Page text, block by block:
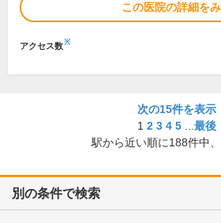
この医院の詳細を
アクセス数※
次の15件を表示
1 2 3 4 5
最後
駅から近い順に188件中、
別の条件で検索